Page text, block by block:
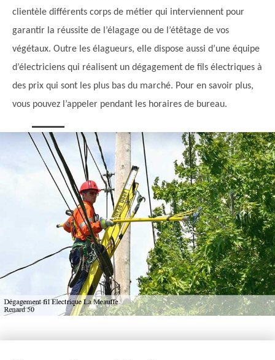
clientèle différents corps de métier qui interviennent pour
garantir la réussite de l’élagage ou de l’étêtage de vos
végétaux. Outre les élagueurs, elle dispose aussi d’une équipe
d’électriciens qui réalisent un dégagement de fils électriques à
des prix qui sont les plus bas du marché. Pour en savoir plus,
vous pouvez l’appeler pendant les horaires de bureau.